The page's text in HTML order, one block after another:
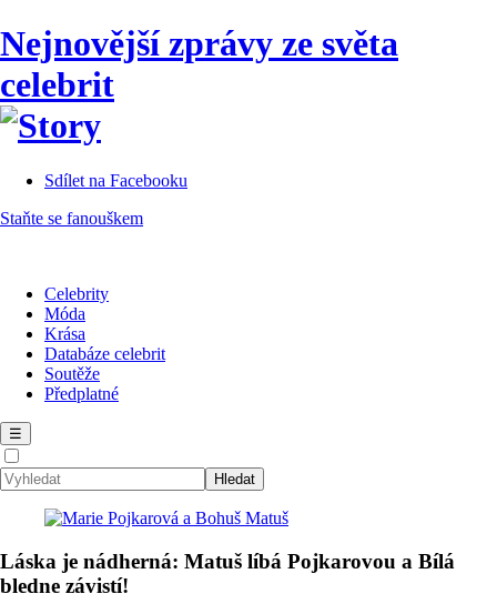
Nejnovější zprávy ze světa
celebrit
Sdílet na Facebooku
Staňte se fanouškem
Celebrity
Móda
Krása
Databáze celebrit
Soutěže
Předplatné
☰
Láska je nádherná: Matuš líbá Pojkarovou a Bílá
bledne závistí!